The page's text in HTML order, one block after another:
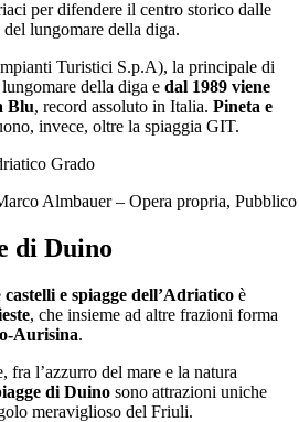
per difendere il centro storico dalle
lungomare della diga.
Turistici S.p.A), la principale di
della diga e dal 1989 viene
Blu, record assoluto in Italia. Pineta e
invece, oltre la spiaggia GIT.
Almbauer – Opera propria,
di Duino
castelli e spiagge dell’Adriatico è
, che insieme ad altre frazioni forma
Aurisina.
fra l’azzurro del mare e la natura
di Duino sono attrazioni uniche
meraviglioso del Friuli.